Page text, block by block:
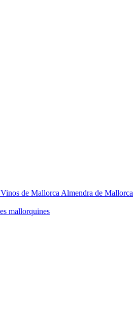
Vinos de Mallorca Almendra de Mallorca
mallorquines